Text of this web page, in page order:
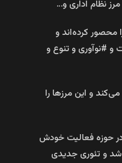
مرز نظام اداری و…
محصور کرده‌اند و
#نوآوری و تنوع و
و این مرزها را
حوزه فعالیت خودش
و تئوری جدیدی